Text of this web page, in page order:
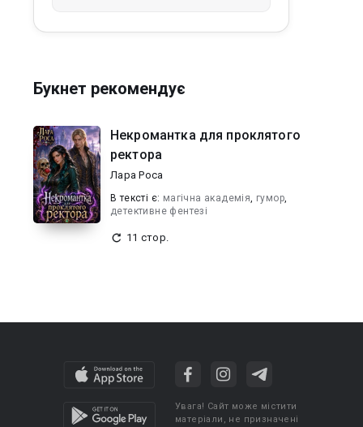
Букнет рекомендує
Некромантка для проклятого
ректора
Лара Роса
В текcті є: магічна академія, гумор,
детективне фентезі
11 стор.
Увага! Сайт може містити
матеріали, не призначені